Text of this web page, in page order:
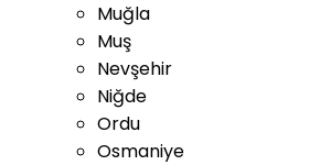
Muğla
Muş
Nevşehir
Niğde
Ordu
Osmaniye